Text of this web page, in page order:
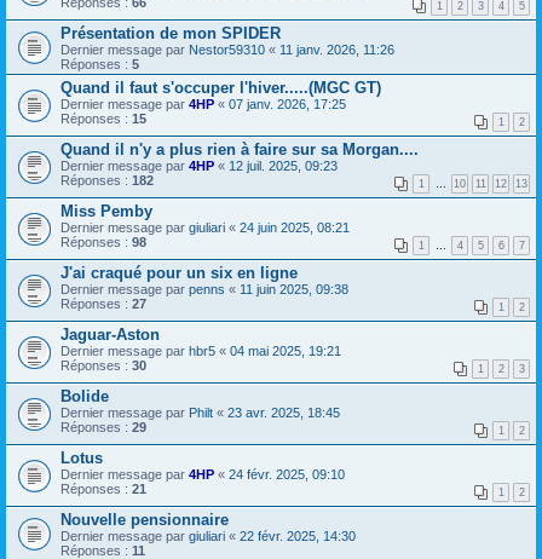
1 2 3 4 5
Présentation de mon SPIDER
Dernier message par Nestor59310 « 11 janv. 2026, 11:26
Réponses : 5
Quand il faut s'occuper l'hiver.....(MGC GT)
Dernier message par 4HP « 07 janv. 2026, 17:25
Réponses : 15 1 2
Quand il n'y a plus rien à faire sur sa Morgan....
Dernier message par 4HP « 12 juil. 2025, 09:23
Réponses : 182 1 … 10 11 12 13
Miss Pemby
Dernier message par giuliari « 24 juin 2025, 08:21
Réponses : 98 1 … 4 5 6 7
J'ai craqué pour un six en ligne
Dernier message par penns « 11 juin 2025, 09:38
Réponses : 27 1 2
Jaguar-Aston
Dernier message par hbr5 « 04 mai 2025, 19:21
Réponses : 30 1 2 3
Bolide
Dernier message par Philt « 23 avr. 2025, 18:45
Réponses : 29 1 2
Lotus
Dernier message par 4HP « 24 févr. 2025, 09:10
Réponses : 21 1 2
Nouvelle pensionnaire
Dernier message par giuliari « 22 févr. 2025, 14:30
Réponses : 11